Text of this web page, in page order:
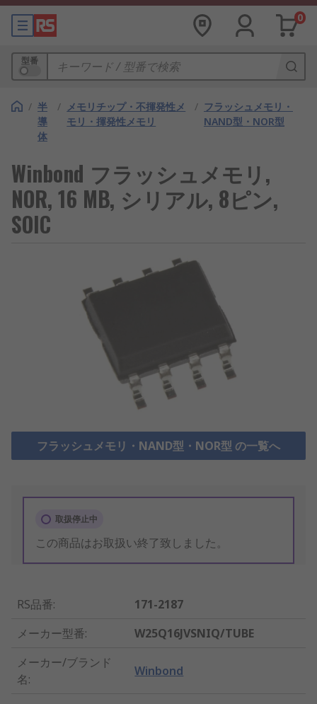
0
型番
/ 半
導
体
/ メモリチップ・不揮発性メ
モリ・揮発性メモリ
/ フラッシュメモリ・
NAND型・NOR型
Winbond フラッシュメモリ,
NOR, 16 MB, シリアル, 8ピン,
SOIC
フラッシュメモリ・NAND型・NOR型 の一覧へ
取扱停止中
この商品はお取扱い終了致しました。
RS品番:
171-2187
メーカー型番:
W25Q16JVSNIQ/TUBE
メーカー/ブランド
名:
Winbond